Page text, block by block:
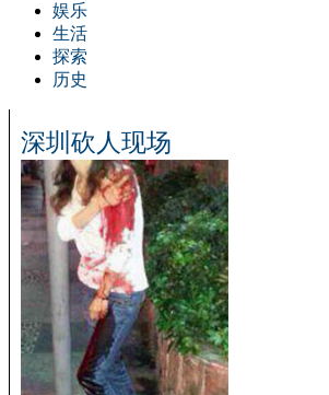
娱乐
生活
探索
历史
深圳砍人现场